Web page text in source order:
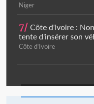
Niger
7/ Côte d'Ivoire :
tente d'insérer son
Côte d'Ivoire